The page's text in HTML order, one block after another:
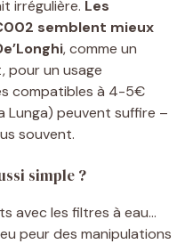
irrégulière. Les
semblent mieux
, comme un
pour un usage
compatibles à 4-5€
Lunga) peuvent suffire –
souvent.
simple ?
avec les filtres à eau…
eu peur des manipulations